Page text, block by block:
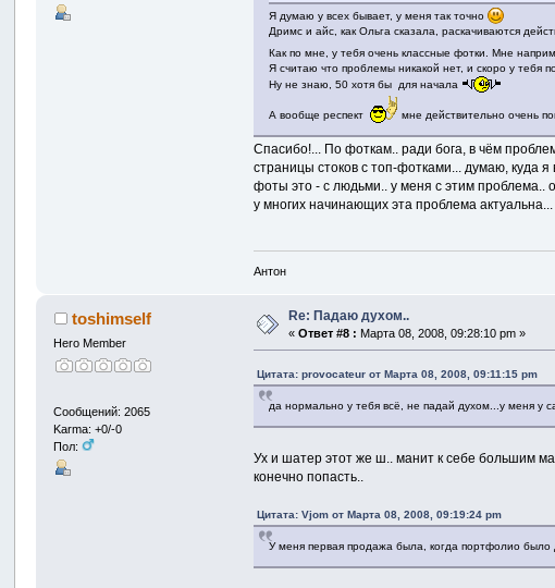
Я думаю у всех бывает, у меня так точно
Дримс и айс, как Ольга сказала, раскачиваются
Как по мне, у тебя очень классные фотки. Мне
Я считаю что проблемы никакой нет, и скоро у тебя
Ну не знаю, 50 хотя бы для начала
А вообще респект мне действительно очень
Спасибо!... По фоткам.. ради бога, в чём
страницы стоков с топ-фотками... думаю, куда
фоты это - с людьми.. у меня с этим проблема..
у многих начинающих эта проблема
Антон
toshimself
Hero Member
Сообщений: 2065
Karma: +0/-0
Пол:
Re: Падаю духом..
«Ответ #8 : Марта 08, 2008, 09:28:10 pm »
Цитата: provocateur от Марта 08, 2008, 09:11:15 pm
да нормально у тебя всё, не падай духом...у меня у
Ух и шатер этот же ш.. манит к себе большим
конечно попасть..
Цитата: Vjom от Марта 08, 2008, 09:19:24 pm
У меня первая продажа была, когда портфолио было